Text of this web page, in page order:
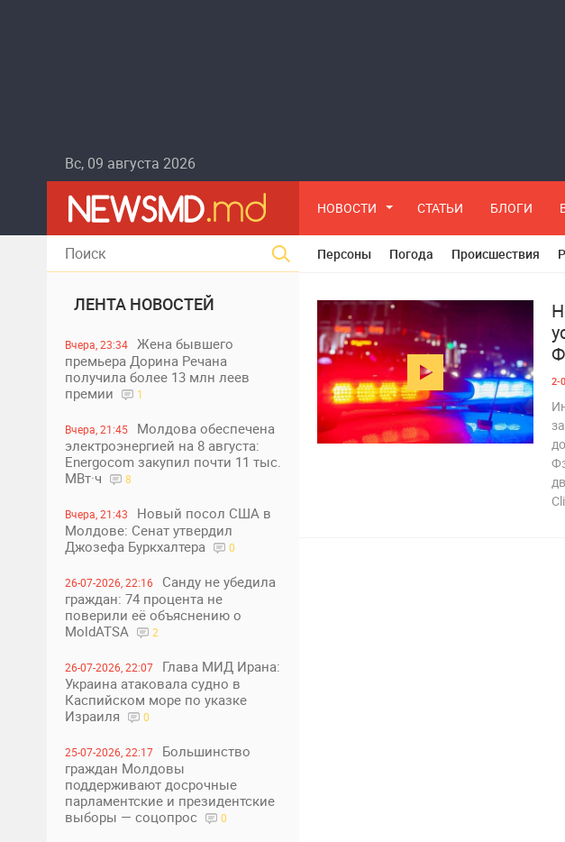
Вс, 09 августа 2026
НОВОСТИ СТАТЬИ БЛОГИ
ЛЕНТА НОВОСТЕЙ
Вчера, 23:34
Жена бывшего
премьера Дорина Речана
получила более 13 млн леев
премии
1
Вчера, 21:45
Молдова обеспечена
электроэнергией на 8 августа:
Energocom закупил почти 11 тыс.
МВт·ч
8
Вчера, 21:43
Новый посол США в
Молдове: Сенат утвердил
Джозефа Буркхалтера
0
26-07-2026, 22:16
Санду не убедила
граждан: 74 процента не
поверили её объяснению о
MoldATSA
2
26-07-2026, 22:07
Глава МИД Ирана:
Украина атаковала судно в
Каспийском море по указке
Израиля
0
25-07-2026, 22:17
Большинство
граждан Молдовы
поддерживают досрочные
парламентские и президентские
выборы — соцопрос
0
Персоны Погода Происшествия
2-